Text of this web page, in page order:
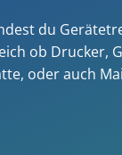
du
ob Drucker,
oder auch